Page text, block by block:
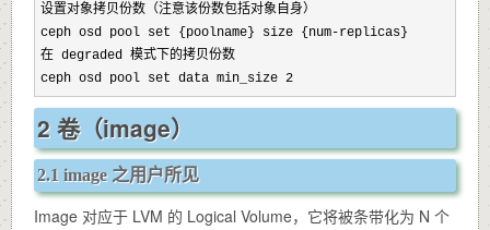
设置对象拷贝份数（注意该份数包括对象自身）
ceph osd pool set {poolname} size {num-replicas}
在 degraded 模式下的拷贝份数
ceph osd pool set data min_size 2
2 卷（image）
2.1 image 之用户所见
Image 对应于 LVM 的 Logical Volume，它将被条带化为 N 个